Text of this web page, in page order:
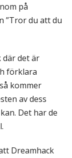
på
”Tror du att du
där det är
förklara
kommer
av dess
Det har de
Dreamhack